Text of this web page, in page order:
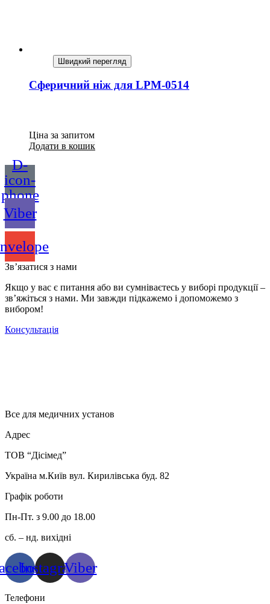
Швидкий перегляд
Сферичний ніж для LPM-0514
Ціна за запитом
Додати в кошик
D-
icon-
phone
Viber
Зв’язатися з нами
Якщо у вас є питання або ви сумніваєтесь у виборі продукції –
зв’яжіться з нами. Ми завжди підкажемо і допоможемо з
вибором!
Консультація
Все для медичних установ
Адрес
ТОВ “Дісімед”
Україна м.Київ вул. Кирилівська буд. 82
Графік роботи
Пн-Пт. з 9.00 до 18.00
сб. – нд. вихідні
InstagramViber
Телефони